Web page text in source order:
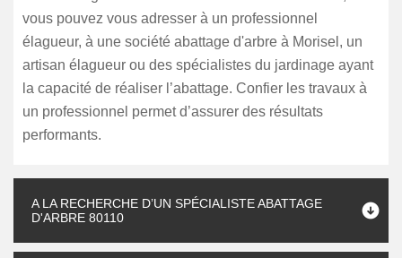
vous pouvez vous adresser à un professionnel
élagueur, à une société abattage d'arbre à Morisel, un
artisan élagueur ou des spécialistes du jardinage ayant
la capacité de réaliser l’abattage. Confier les travaux à
un professionnel permet d’assurer des résultats
performants.
A LA RECHERCHE D’UN SPÉCIALISTE ABATTAGE
D'ARBRE 80110